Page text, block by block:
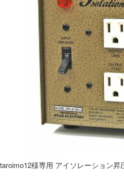
taroimo12様専用 アイソレーション昇